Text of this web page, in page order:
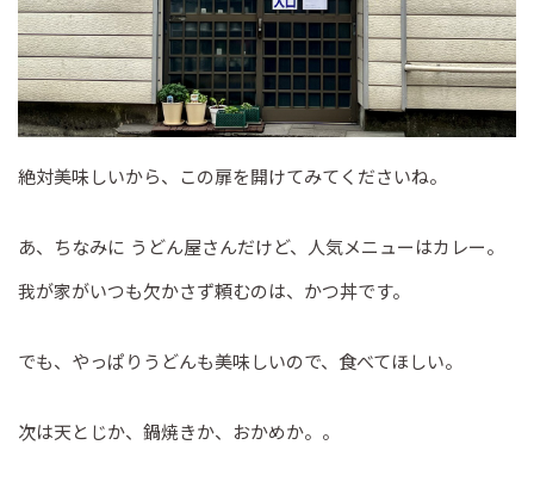
絶対美味しいから、この扉を開けてみてくださいね。
あ、ちなみに うどん屋さんだけど、人気メニューはカレー。
我が家がいつも欠かさず頼むのは、かつ丼です。
でも、やっぱりうどんも美味しいので、食べてほしい。
次は天とじか、鍋焼きか、おかめか。。